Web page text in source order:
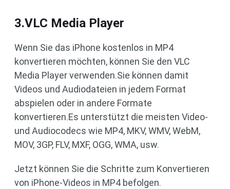
3.VLC Media Player
Wenn Sie das iPhone kostenlos in MP4
konvertieren möchten, können Sie den VLC
Media Player verwenden.Sie können damit
Videos und Audiodateien in jedem Format
abspielen oder in andere Formate
konvertieren.Es unterstützt die meisten Video-
und Audiocodecs wie MP4, MKV, WMV, WebM,
MOV, 3GP, FLV, MXF, OGG, WMA, usw.
Jetzt können Sie die Schritte zum Konvertieren
von iPhone-Videos in MP4 befolgen.